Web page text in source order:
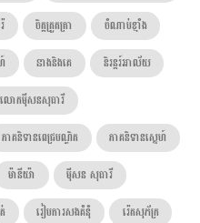
ចិត្តត្រួតត្រា
ចំណាប់ខ្មាំង
នាងនិងគេ
និរន្តរ៍អាល័យ
ោកម៉ីសនសុធារី
ភាគនិទានពេជ្របណ្ឌិត
ភាគនិទានស្នេហ៍
ម៉ានីយ៉ា
ម៉ីសន សុធារី
រៀបការសងគំនុំ រ៉េតសុភ័ក្រ